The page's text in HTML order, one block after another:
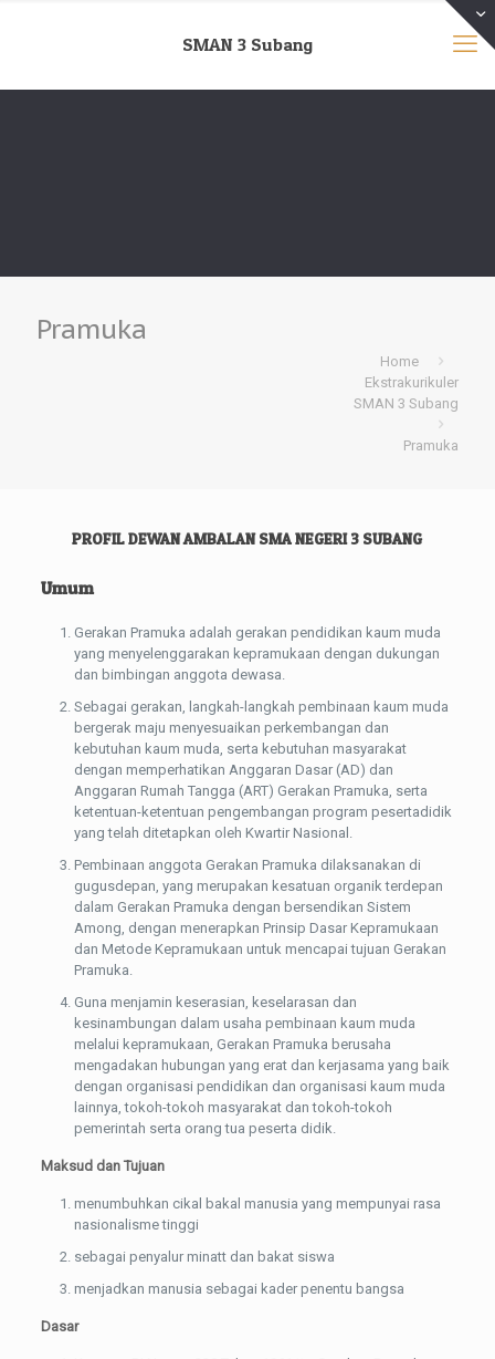
SMAN 3 Subang
Pramuka
Home
Ekstrakurikuler
SMAN 3 Subang
Pramuka
PROFIL DEWAN AMBALAN SMA NEGERI 3 SUBANG
Umum
Gerakan Pramuka adalah gerakan pendidikan kaum muda
yang menyelenggarakan kepramukaan dengan dukungan
dan bimbingan anggota dewasa.
Sebagai gerakan, langkah-langkah pembinaan kaum muda
bergerak maju menyesuaikan perkembangan dan
kebutuhan kaum muda, serta kebutuhan masyarakat
dengan memperhatikan Anggaran Dasar (AD) dan
Anggaran Rumah Tangga (ART) Gerakan Pramuka, serta
ketentuan-ketentuan pengembangan program pesertadidik
yang telah ditetapkan oleh Kwartir Nasional.
Pembinaan anggota Gerakan Pramuka dilaksanakan di
gugusdepan, yang merupakan kesatuan organik terdepan
dalam Gerakan Pramuka dengan bersendikan Sistem
Among, dengan menerapkan Prinsip Dasar Kepramukaan
dan Metode Kepramukaan untuk mencapai tujuan Gerakan
Pramuka.
Guna menjamin keserasian, keselarasan dan
kesinambungan dalam usaha pembinaan kaum muda
melalui kepramukaan, Gerakan Pramuka berusaha
mengadakan hubungan yang erat dan kerjasama yang baik
dengan organisasi pendidikan dan organisasi kaum muda
lainnya, tokoh-tokoh masyarakat dan tokoh-tokoh
pemerintah serta orang tua peserta didik.
Maksud dan Tujuan
menumbuhkan cikal bakal manusia yang mempunyai rasa
nasionalisme tinggi
sebagai penyalur minatt dan bakat siswa
menjadkan manusia sebagai kader penentu bangsa
Dasar